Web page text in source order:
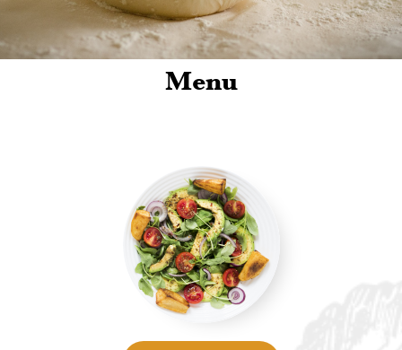
Menu